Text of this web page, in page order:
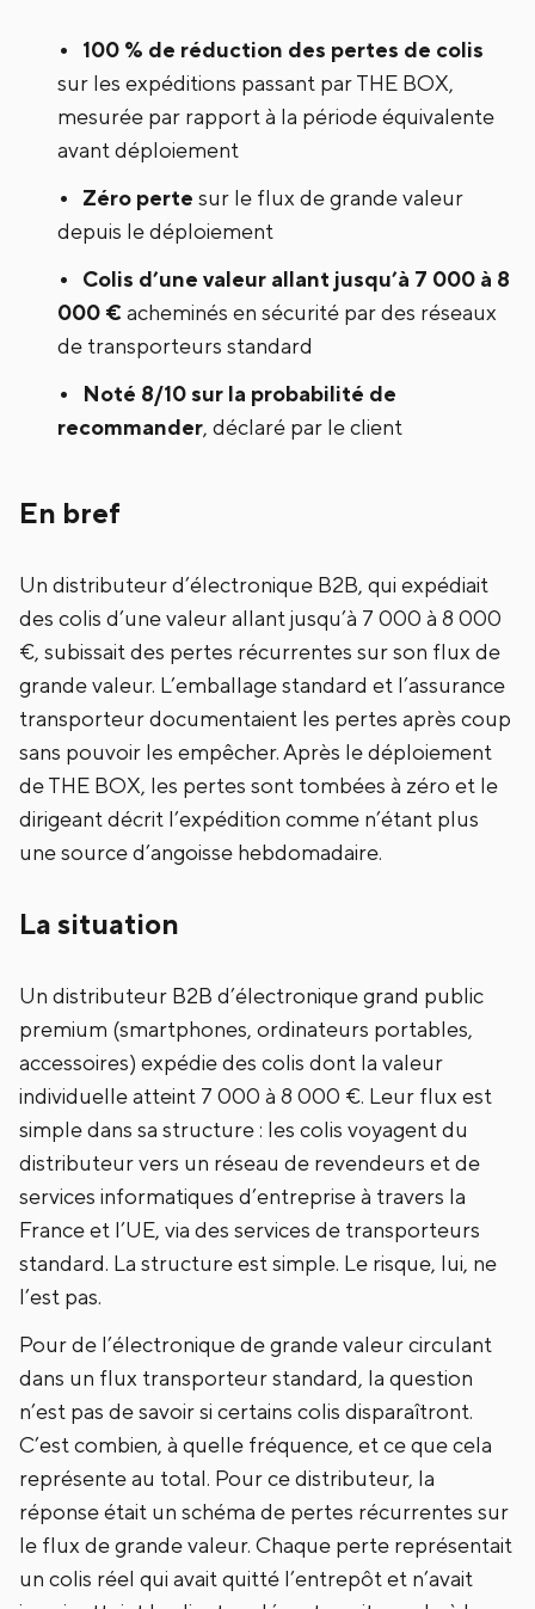
100 % de réduction des pertes de colis
sur les expéditions passant par THE BOX,
mesurée par rapport à la période équivalente
avant déploiement
Zéro perte sur le flux de grande valeur
depuis le déploiement
Colis d’une valeur allant jusqu’à 7 000 à 8
000 € acheminés en sécurité par des réseaux
de transporteurs standard
Noté 8/10 sur la probabilité de
recommander, déclaré par le client
En bref
Un distributeur d’électronique B2B, qui expédiait
des colis d’une valeur allant jusqu’à 7 000 à 8 000
€, subissait des pertes récurrentes sur son flux de
grande valeur. L’emballage standard et l’assurance
transporteur documentaient les pertes après coup
sans pouvoir les empêcher. Après le déploiement
de THE BOX, les pertes sont tombées à zéro et le
dirigeant décrit l’expédition comme n’étant plus
une source d’angoisse hebdomadaire.
La situation
Un distributeur B2B d’électronique grand public
premium (smartphones, ordinateurs portables,
accessoires) expédie des colis dont la valeur
individuelle atteint 7 000 à 8 000 €. Leur flux est
simple dans sa structure : les colis voyagent du
distributeur vers un réseau de revendeurs et de
services informatiques d’entreprise à travers la
France et l’UE, via des services de transporteurs
standard. La structure est simple. Le risque, lui, ne
l’est pas.
Pour de l’électronique de grande valeur circulant
dans un flux transporteur standard, la question
n’est pas de savoir si certains colis disparaîtront.
C’est combien, à quelle fréquence, et ce que cela
représente au total. Pour ce distributeur, la
réponse était un schéma de pertes récurrentes sur
le flux de grande valeur. Chaque perte représentait
un colis réel qui avait quitté l’entrepôt et n’avait